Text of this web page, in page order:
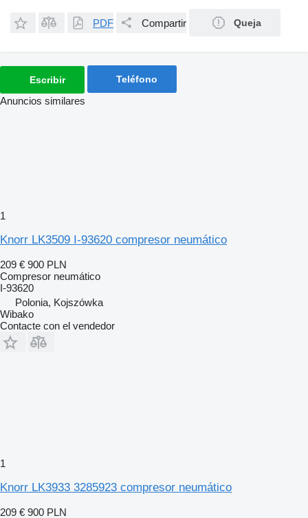
PDF Compartir Queja
Escribir Teléfono
Anuncios similares
1
Knorr LK3509 I-93620 compresor neumático
209 € 900 PLN
Compresor neumático
I-93620
Polonia, Kojszówka
Wibako
Contacte con el vendedor
1
Knorr LK3933 3285923 compresor neumático
209 € 900 PLN